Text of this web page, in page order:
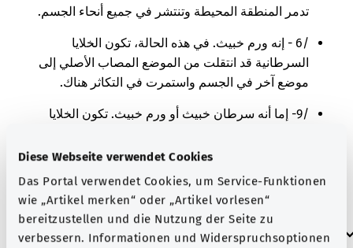
Diese Webseite verwendet Cookies
Das Portal verwendet Cookies, um Service-Funktionen
wie „Artikel merken“ oder „Artikel vorlesen“
bereitzustellen und die Nutzung der Seite zu
verbessern. Informationen und Widerspruchsoptionen
تدمر المنطقة المحيطة وتنتشر في جميع أنحاء الجسم.
/6 - إنه ورم خبيث. في هذه الحالة، تكون الخلايا
السرطانية قد انتقلت من الموضع المصاب الأصلي إلى
موضع آخر في الجسم واستمرت في التكاثر هناك.
/9- إما أنه سرطان خبيث أو ورم خبيث. تكون الخلايا
السيطرة عليه. ومع ذلك، لا يمكنك معرفة ما إذا كانت
هذه الخلايا جاءت في الأصل من المنطقة المصابة أم أنها
انتشرت هناك من مكان آخر في الجسم.
العلامات الإضافية